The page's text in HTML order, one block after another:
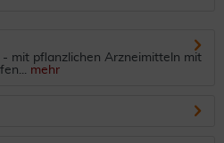
mit pflanzlichen Arzneimitteln mit
mehr